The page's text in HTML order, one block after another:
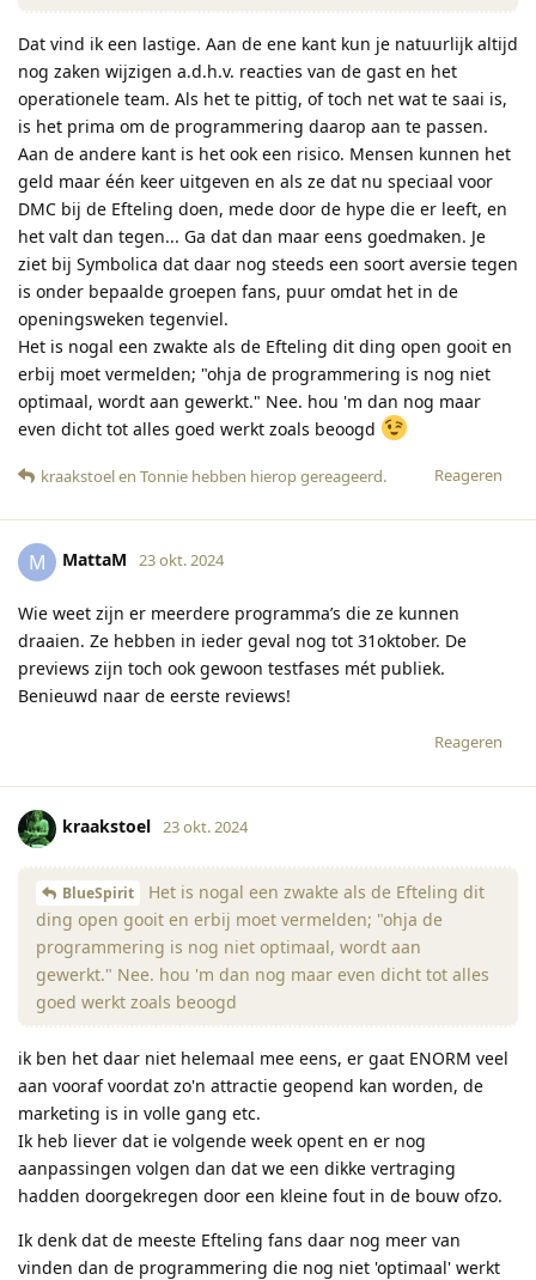
Dat vind ik een lastige. Aan de ene kant kun je natuurlijk altijd
nog zaken wijzigen a.d.h.v. reacties van de gast en het
operationele team. Als het te pittig, of toch net wat te saai is,
is het prima om de programmering daarop aan te passen.
Aan de andere kant is het ook een risico. Mensen kunnen het
geld maar één keer uitgeven en als ze dat nu speciaal voor
DMC bij de Efteling doen, mede door de hype die er leeft, en
het valt dan tegen... Ga dat dan maar eens goedmaken. Je
ziet bij Symbolica dat daar nog steeds een soort aversie tegen
is onder bepaalde groepen fans, puur omdat het in de
openingsweken tegenviel.
Het is nogal een zwakte als de Efteling dit ding open gooit en
erbij moet vermelden; "ohja de programmering is nog niet
optimaal, wordt aan gewerkt." Nee. hou 'm dan nog maar
even dicht tot alles goed werkt zoals beoogd
Reageren
kraakstoelen Tonnie hebben hierop gereageerd.
M MattaM 23 okt. 2024
Wie weet zijn er meerdere programma’s die ze kunnen
draaien. Ze hebben in ieder geval nog tot 31oktober. De
previews zijn toch ook gewoon testfases mét publiek.
Benieuwd naar de eerste reviews!
Reageren
kraakstoel 23 okt. 2024
BlueSpirit
Het is nogal een zwakte als de Efteling dit
ding open gooit en erbij moet vermelden; "ohja de
programmering is nog niet optimaal, wordt aan
gewerkt." Nee. hou 'm dan nog maar even dicht tot alles
goed werkt zoals beoogd
ik ben het daar niet helemaal mee eens, er gaat ENORM veel
aan vooraf voordat zo'n attractie geopend kan worden, de
marketing is in volle gang etc.
Ik heb liever dat ie volgende week opent en er nog
aanpassingen volgen dan dat we een dikke vertraging
hadden doorgekregen door een kleine fout in de bouw ofzo.
Ik denk dat de meeste Efteling fans daar nog meer van
vinden dan de programmering die nog niet 'optimaal' werkt